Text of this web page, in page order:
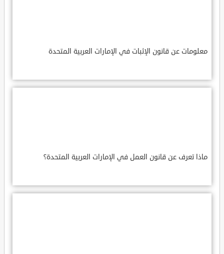
معلومات عن قانون الإثبات في الإمارات العربية المتحدة
ماذا تعرف عن قانون العمل في الإمارات العربية المتحدة؟